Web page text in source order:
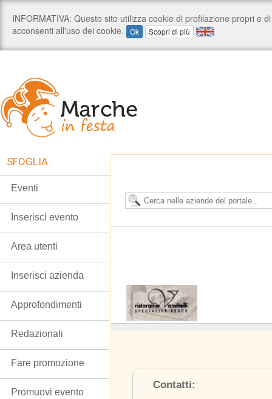
Contatti:
SFOGLIA:
Eventi
Inserisci evento
Area utenti
Inserisci azienda
Approfondimenti
Redazionali
Fare promozione
Promuovi evento